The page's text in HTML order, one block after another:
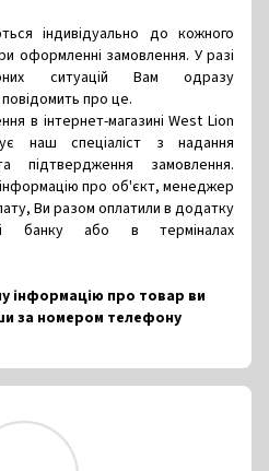
індивідуально до кожного
оформленні замовлення. У разі
ситуацій Вам одразу
про це.
в інтернет-магазині West Lion
наш спеціаліст з надання
підтвердження замовлення.
про об'єкт, менеджер
Ви разом оплатили в додатку
банку або в терміналах
інформацію про товар ви
за номером телефону